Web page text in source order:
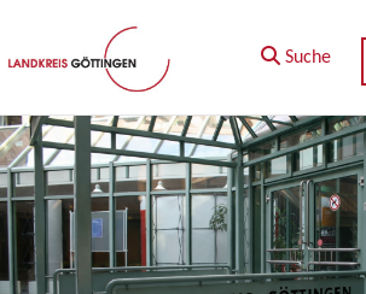
Zum Hauptinhalt springen
Suche